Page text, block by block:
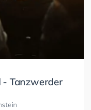
- Tanzwerder